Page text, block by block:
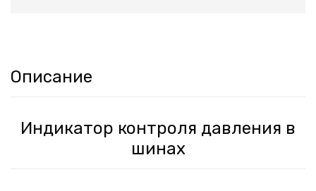
Описание
Индикатор контроля давления в
шинах